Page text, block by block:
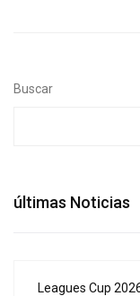
Buscar
últimas Noticias
Leagues Cup